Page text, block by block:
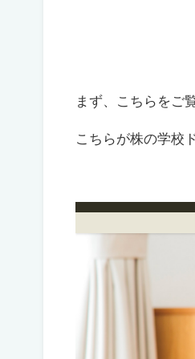
まず、こちらをご
こちらが株の学校